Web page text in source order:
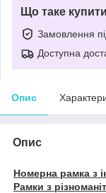
Що таке
Замовлення
Доступна
Опис
Опис
Номерна рамка з
Рамки з